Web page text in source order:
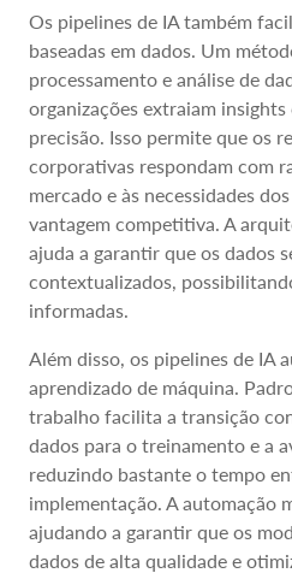
Os pipelines de IA também
baseadas em dados. Um
processamento e análise de
organizações extraiam insights
precisão. Isso permite que os
corporativas respondam com
mercado e às necessidades
vantagem competitiva. A
ajuda a garantir que os dados
contextualizados,
informadas.
Além disso, os pipelines de IA
aprendizado de máquina.
trabalho facilita a transição
dados para o treinamento e a
reduzindo bastante o tempo
implementação. A automação
ajudando a garantir que os
dados de alta qualidade e